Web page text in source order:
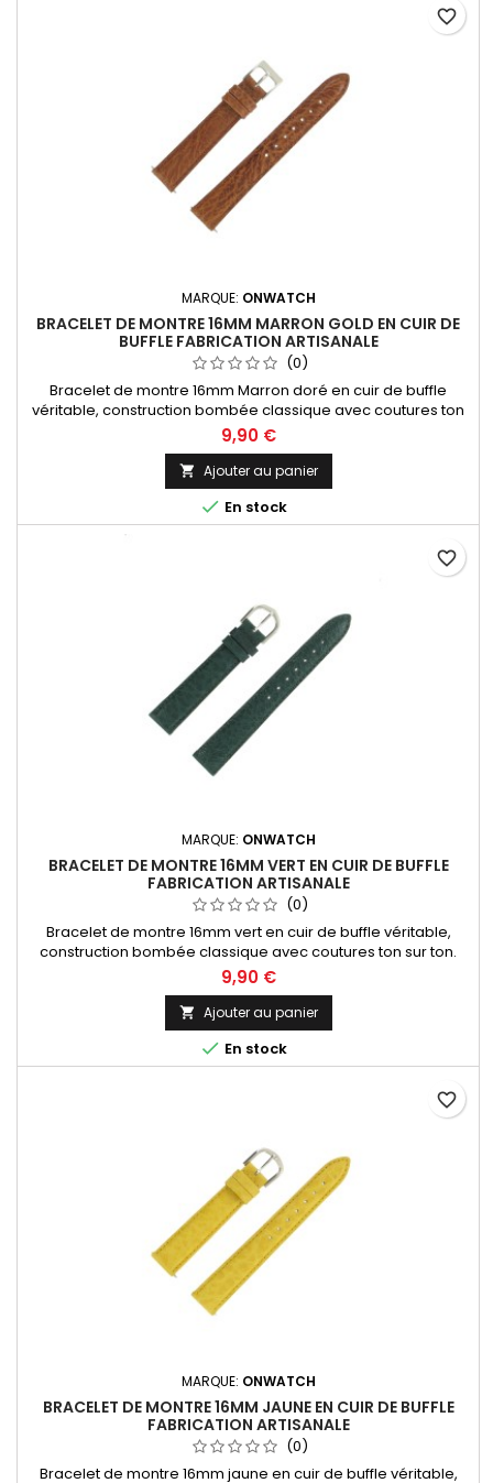
MARQUE: ONWATCH
BRACELET DE MONTRE 16MM MARRON GOLD EN CUIR DE
BUFFLE FABRICATION ARTISANALE
(0)
Bracelet de montre 16mm Marron doré en cuir de buffle
véritable, construction bombée classique avec coutures ton
sur ton. Fabrication artisanale Made in Spain.
9,90 €
 Ajouter au panier
 En stock
favorite_border
MARQUE: ONWATCH
BRACELET DE MONTRE 16MM VERT EN CUIR DE BUFFLE
FABRICATION ARTISANALE
(0)
Bracelet de montre 16mm vert en cuir de buffle véritable,
construction bombée classique avec coutures ton sur ton.
Fabrication artisanale Made in Spain.
9,90 €
 Ajouter au panier
 En stock
favorite_border
MARQUE: ONWATCH
BRACELET DE MONTRE 16MM JAUNE EN CUIR DE BUFFLE
FABRICATION ARTISANALE
(0)
Bracelet de montre 16mm jaune en cuir de buffle véritable,
favorite_border